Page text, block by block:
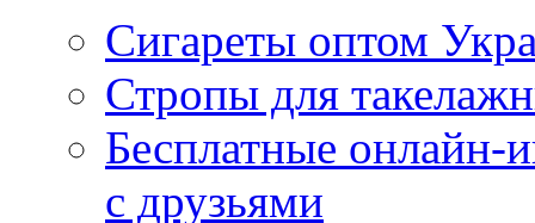
Сигареты оптом
Стропы для
Бесплатные
с друзьями